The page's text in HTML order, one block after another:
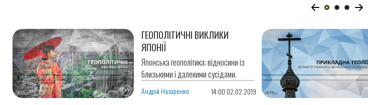
ГЕОПОЛІТИЧНІ ВИКЛИКИ
ЯПОНІЇ
Японська геополітика: відносини із
близькими і далекими сусідами.
Андрій Назаренко 14:00 02.02.2019